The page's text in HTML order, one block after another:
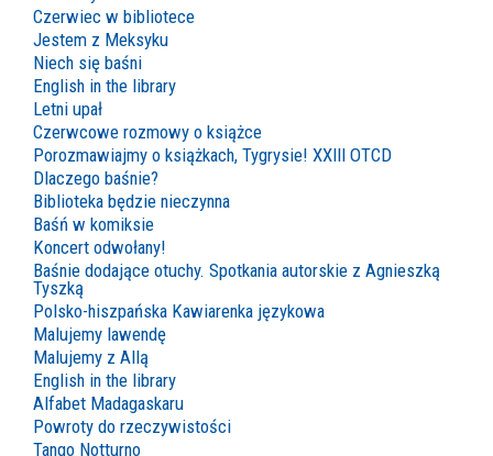
Czerwiec w bibliotece
Jestem z Meksyku
Niech się baśni
English in the library
Letni upał
Czerwcowe rozmowy o książce
Porozmawiajmy o książkach, Tygrysie! XXIII OTCD
Dlaczego baśnie?
Biblioteka będzie nieczynna
Baśń w komiksie
Koncert odwołany!
Baśnie dodające otuchy. Spotkania autorskie z Agnieszką
Tyszką
Polsko-hiszpańska Kawiarenka językowa
Malujemy lawendę
Malujemy z Allą
English in the library
Alfabet Madagaskaru
Powroty do rzeczywistości
Tango Notturno